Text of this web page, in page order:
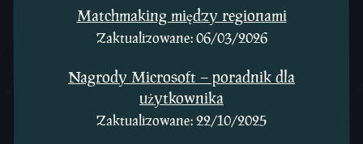
Matchmaking między regionami
Zaktualizowane: 06/03/2026
Nagrody Microsoft – poradnik dla
użytkownika
Zaktualizowane: 22/10/2025